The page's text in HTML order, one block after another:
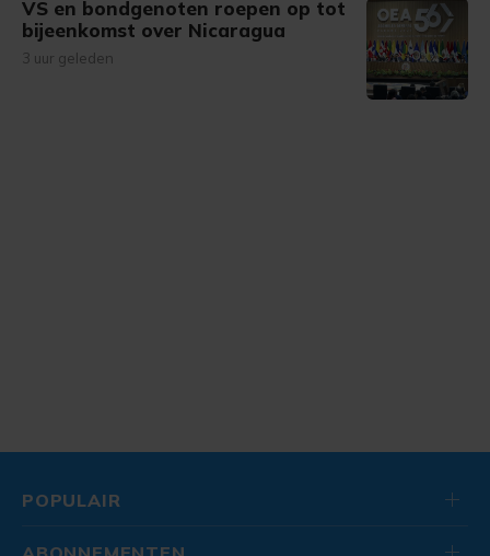
VS en bondgenoten roepen op tot
bijeenkomst over Nicaragua
3 uur geleden
POPULAIR